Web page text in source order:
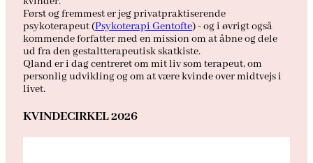
Først og fremmest er jeg privatpraktiserende
psykoterapeut (Psykoterapi Gentofte) - og i øvrigt også
kommende forfatter med en mission om at åbne og dele
ud fra den gestaltterapeutisk skatkiste.
Qland er i dag centreret om mit liv som terapeut, om
personlig udvikling og om at være kvinde over midtvejs i
livet.
KVINDECIRKEL 2026